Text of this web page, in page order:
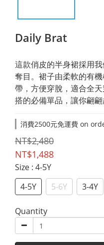
Daily Brat
這款俏皮的半身裙採用
奪目。裙子由柔軟的有
帶，方便穿脫，適合全
搭的必備單品，讓你翩翩
消費2500元免運費 on
NT$2,480
NT$1,488
Size : 4-5Y
4-5Y
5-6Y 3-4Y
Quantity